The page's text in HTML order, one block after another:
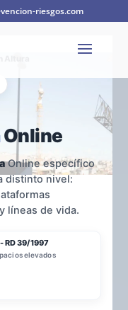
riesgos.com
Altura
Online
Online específico
distinto nivel:
líneas de vida.
RD 39/1997
elevados